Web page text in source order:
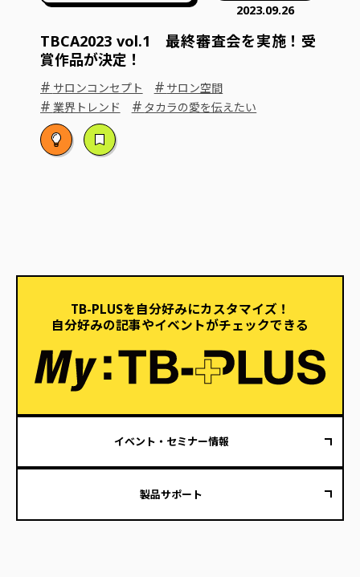
2023.09.26
TBCA2023 vol.1 最終審査会を実施！受
賞作品が決定！
# サロンコンセプト # サロン空間
# 業界トレンド # タカラの愛を伝えたい
TB-PLUSを自分好みにカスタマイズ！
自分好みの記事やイベントがチェックできる
イベント・セミナー情報
製品サポート